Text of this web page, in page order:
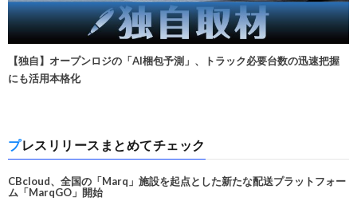
【独自】オープンロジの「AI梱包予測」、トラック必要台数の迅速把握
にも活用本格化
プレスリリースまとめてチェック
CBcloud、全国の「Marq」施設を起点とした新たな配送プラットフォー
ム「MarqGO」開始